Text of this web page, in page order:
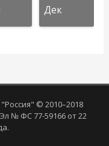
Дек
© 2010–2018
№ ФС 77-59166 от 22